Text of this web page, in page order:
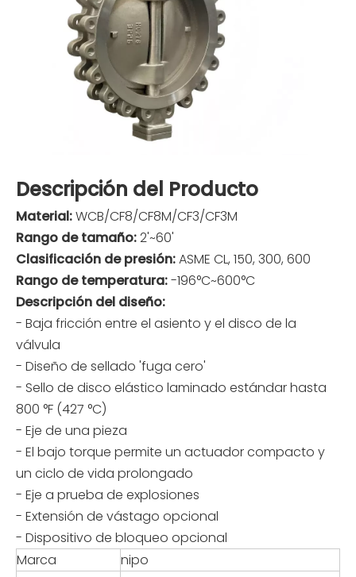
Descripción del Producto
Material:WCB/CF8/CF8M/CF3/CF3M
Rango de tamaño:2'~60'
Clasificación de presión:ASME CL, 150, 300, 600
Rango de temperatura:-196°C~600°C
Descripción del diseño:
- Baja fricción entre el asiento y el disco de la
válvula
- Diseño de sellado 'fuga cero'
- Sello de disco elástico laminado estándar hasta
800 °F (427 °C)
- Eje de una pieza
- El bajo torque permite un actuador compacto y
un ciclo de vida prolongado
- Eje a prueba de explosiones
- Extensión de vástago opcional
- Dispositivo de bloqueo opcional
Marca
nipo